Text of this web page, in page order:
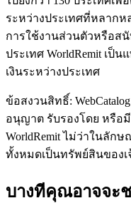
ระหว่างประเทศที่หลากห
การใช้งานส่วนตัวหรือส
ประเทศ WorldRemit เป็
เงินระหว่างประเทศ
ข้อสงวนสิทธิ์:
อนุญาต รับรองโดย หรือ
WorldRemit ไม่ว่าในลั
ทั้งหมดเป็นทรัพย์สินของเ
บางทีคุณอาจจะ